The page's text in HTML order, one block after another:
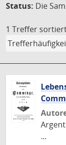
Status: Die
1 Treffer
...